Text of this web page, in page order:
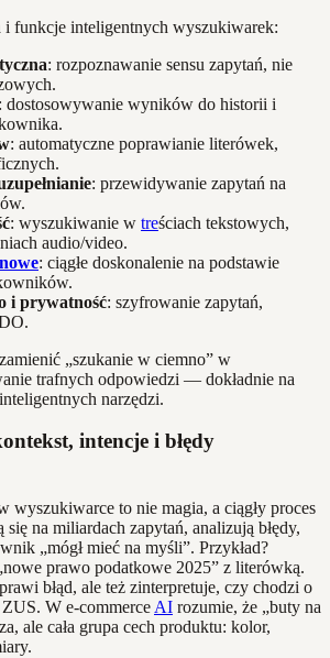
i funkcje inteligentnych wyszukiwarek:
: rozpoznawanie sensu zapytań, nie
: dostosowywanie wyników do historii i
: automatyczne poprawianie literówek,
: przewidywanie zapytań na
: wyszukiwanie w treściach tekstowych,
audio/video.
: ciągłe doskonalenie na podstawie
i prywatność: szyfrowanie zapytań,
„szukanie w ciemno” w
trafnych odpowiedzi — dokładnie na
narzędzi.
intencje i błędy
wyszukiwarce to nie magia, a ciągły proces
się na miliardach zapytań, analizują błędy,
„mógł mieć na myśli”. Przykład?
prawo podatkowe 2025” z literówką.
błąd, ale też zinterpretuje, czy chodzi o
W e-commerce AI rozumie, że „buty na
ale cała grupa cech produktu: kolor,